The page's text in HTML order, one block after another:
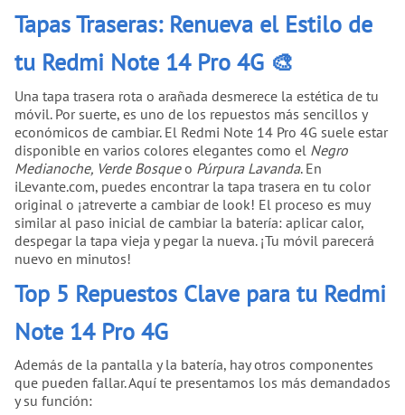
Tapas Traseras: Renueva el Estilo de
tu Redmi Note 14 Pro 4G 🎨
Una tapa trasera rota o arañada desmerece la estética de tu
móvil. Por suerte, es uno de los repuestos más sencillos y
económicos de cambiar. El Redmi Note 14 Pro 4G suele estar
disponible en varios colores elegantes como el Negro
Medianoche, Verde Bosqueo Púrpura Lavanda. En
iLevante.com, puedes encontrar la tapa trasera en tu color
original o ¡atreverte a cambiar de look! El proceso es muy
similar al paso inicial de cambiar la batería: aplicar calor,
despegar la tapa vieja y pegar la nueva. ¡Tu móvil parecerá
nuevo en minutos!
Top 5 Repuestos Clave para tu Redmi
Note 14 Pro 4G
Además de la pantalla y la batería, hay otros componentes
que pueden fallar. Aquí te presentamos los más demandados
y su función: